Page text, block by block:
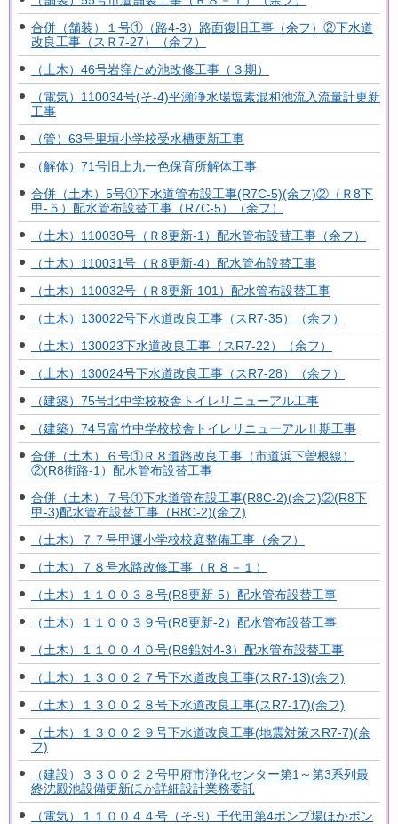
合併（舗装）１号①（路4-3）路面復旧工事（余フ）②下水道
改良工事（スＲ7-27）（余フ）
（土木）46号岩窪ため池改修工事（３期）
（電気）110034号(そ-4)平瀬浄水場塩素混和池流入流量計更新
工事
（管）63号里垣小学校受水槽更新工事
（解体）71号旧上九一色保育所解体工事
合併（土木）5号①下水道管布設工事(R7C-5)(余フ)②（Ｒ8下
甲-５）配水管布設替工事（R7C-5）（余フ）
（土木）110030号（Ｒ8更新-1）配水管布設替工事（余フ）
（土木）110031号（Ｒ8更新-4）配水管布設替工事
（土木）110032号（Ｒ8更新-101）配水管布設替工事
（土木）130022号下水道改良工事（スR7-35）（余フ）
（土木）130023下水道改良工事（スR7-22）（余フ）
（土木）130024号下水道改良工事（スR7-28）（余フ）
（建築）75号北中学校校舎トイレリニューアル工事
（建築）74号富竹中学校校舎トイレリニューアルⅡ期工事
合併（土木）６号①Ｒ８道路改良工事（市道浜下曽根線）
②(R8街路-1）配水管布設替工事
合併（土木）７号①下水道管布設工事(R8C-2)(余フ)②(R8下
甲-3)配水管布設替工事（R8C-2)(余フ)
（土木）７７号甲運小学校校庭整備工事（余フ）
（土木）７８号水路改修工事（Ｒ８－１）
（土木）１１００３８号(R8更新-5）配水管布設替工事
（土木）１１００３９号(R8更新-2）配水管布設替工事
（土木）１１００４０号(R8鉛対4-3）配水管布設替工事
（土木）１３００２７号下水道改良工事(スR7-13)(余フ)
（土木）１３００２８号下水道改良工事(スR7-17)(余フ)
（土木）１３００２９号下水道改良工事(地震対策スR7-7)(余
フ)
（建設）３３００２２号甲府市浄化センター第1～第3系列最
終沈殿池設備更新ほか詳細設計業務委託
（電気）１１００４４号（そ-9）千代田第4ポンプ場ほかポン